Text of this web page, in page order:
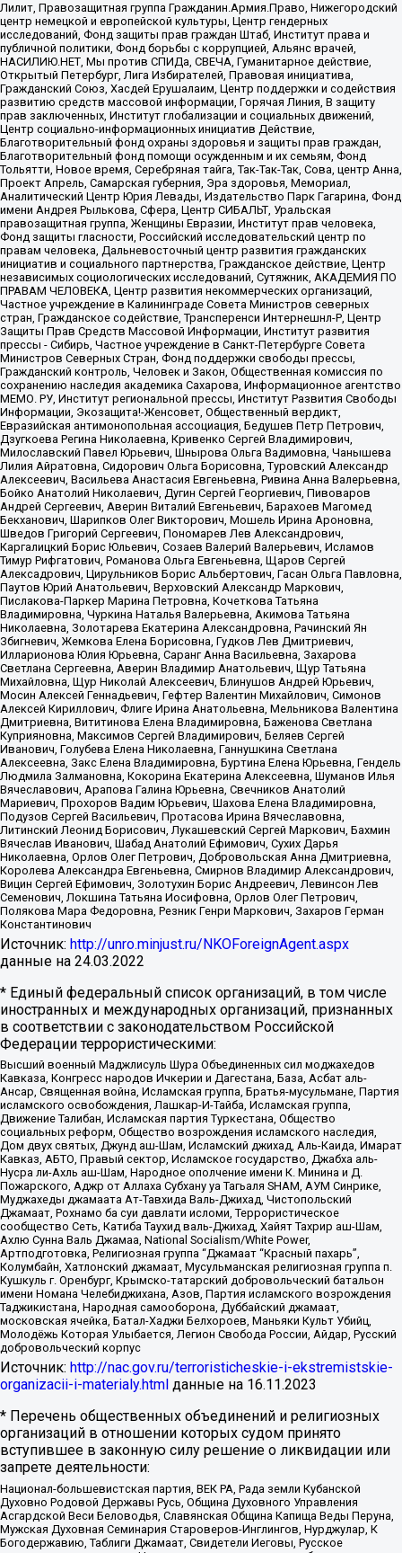
Лилит, Правозащитная группа Гражданин.Армия.Право, Нижегородский
центр немецкой и европейской культуры, Центр гендерных
исследований, Фонд защиты прав граждан Штаб, Институт права и
публичной политики, Фонд борьбы с коррупцией, Альянс врачей,
НАСИЛИЮ.НЕТ, Мы против СПИДа, СВЕЧА, Гуманитарное действие,
Открытый Петербург, Лига Избирателей, Правовая инициатива,
Гражданский Союз, Хасдей Ерушалаим, Центр поддержки и содействия
развитию средств массовой информации, Горячая Линия, В защиту
прав заключенных, Институт глобализации и социальных движений,
Центр социально-информационных инициатив Действие,
Благотворительный фонд охраны здоровья и защиты прав граждан,
Благотворительный фонд помощи осужденным и их семьям, Фонд
Тольятти, Новое время, Серебряная тайга, Так-Так-Так, Сова, центр Анна,
Проект Апрель, Самарская губерния, Эра здоровья, Мемориал,
Аналитический Центр Юрия Левады, Издательство Парк Гагарина, Фонд
имени Андрея Рылькова, Сфера, Центр СИБАЛЬТ, Уральская
правозащитная группа, Женщины Евразии, Институт прав человека,
Фонд защиты гласности, Российский исследовательский центр по
правам человека, Дальневосточный центр развития гражданских
инициатив и социального партнерства, Гражданское действие, Центр
независимых социологических исследований, Сутяжник, АКАДЕМИЯ ПО
ПРАВАМ ЧЕЛОВЕКА, Центр развития некоммерческих организаций,
Частное учреждение в Калининграде Совета Министров северных
стран, Гражданское содействие, Трансперенси Интернешнл-Р, Центр
Защиты Прав Средств Массовой Информации, Институт развития
прессы - Сибирь, Частное учреждение в Санкт-Петербурге Совета
Министров Северных Стран, Фонд поддержки свободы прессы,
Гражданский контроль, Человек и Закон, Общественная комиссия по
сохранению наследия академика Сахарова, Информационное агентство
МЕМО. РУ, Институт региональной прессы, Институт Развития Свободы
Информации, Экозащита!-Женсовет, Общественный вердикт,
Евразийская антимонопольная ассоциация, Бедушев Петр Петрович,
Дзугкоева Регина Николаевна, Кривенко Сергей Владимирович,
Милославский Павел Юрьевич, Шнырова Ольга Вадимовна, Чанышева
Лилия Айратовна, Сидорович Ольга Борисовна, Туровский Александр
Алексеевич, Васильева Анастасия Евгеньевна, Ривина Анна Валерьевна,
Бойко Анатолий Николаевич, Дугин Сергей Георгиевич, Пивоваров
Андрей Сергеевич, Аверин Виталий Евгеньевич, Барахоев Магомед
Бекханович, Шарипков Олег Викторович, Мошель Ирина Ароновна,
Шведов Григорий Сергеевич, Пономарев Лев Александрович,
Каргалицкий Борис Юльевич, Созаев Валерий Валерьевич, Исламов
Тимур Рифгатович, Романова Ольга Евгеньевна, Щаров Сергей
Алексадрович, Цирульников Борис Альбертович, Гасан Ольга Павловна,
Паутов Юрий Анатольевич, Верховский Александр Маркович,
Пислакова-Паркер Марина Петровна, Кочеткова Татьяна
Владимировна, Чуркина Наталья Валерьевна, Акимова Татьяна
Николаевна, Золотарева Екатерина Александровна, Рачинский Ян
Збигневич, Жемкова Елена Борисовна, Гудков Лев Дмитриевич,
Илларионова Юлия Юрьевна, Саранг Анна Васильевна, Захарова
Светлана Сергеевна, Аверин Владимир Анатольевич, Щур Татьяна
Михайловна, Щур Николай Алексеевич, Блинушов Андрей Юрьевич,
Мосин Алексей Геннадьевич, Гефтер Валентин Михайлович, Симонов
Алексей Кириллович, Флиге Ирина Анатольевна, Мельникова Валентина
Дмитриевна, Вититинова Елена Владимировна, Баженова Светлана
Куприяновна, Максимов Сергей Владимирович, Беляев Сергей
Иванович, Голубева Елена Николаевна, Ганнушкина Светлана
Алексеевна, Закс Елена Владимировна, Буртина Елена Юрьевна, Гендель
Людмила Залмановна, Кокорина Екатерина Алексеевна, Шуманов Илья
Вячеславович, Арапова Галина Юрьевна, Свечников Анатолий
Мариевич, Прохоров Вадим Юрьевич, Шахова Елена Владимировна,
Подузов Сергей Васильевич, Протасова Ирина Вячеславовна,
Литинский Леонид Борисович, Лукашевский Сергей Маркович, Бахмин
Вячеслав Иванович, Шабад Анатолий Ефимович, Сухих Дарья
Николаевна, Орлов Олег Петрович, Добровольская Анна Дмитриевна,
Королева Александра Евгеньевна, Смирнов Владимир Александрович,
Вицин Сергей Ефимович, Золотухин Борис Андреевич, Левинсон Лев
Семенович, Локшина Татьяна Иосифовна, Орлов Олег Петрович,
Полякова Мара Федоровна, Резник Генри Маркович, Захаров Герман
Константинович
Источник: http://unro.minjust.ru/NKOForeignAgent.aspx
данные на 24.03.2022
* Единый федеральный список организаций, в том числе
иностранных и международных организаций, признанных
в соответствии с законодательством Российской
Федерации террористическими:
Высший военный Маджлисуль Шура Объединенных сил моджахедов
Кавказа, Конгресс народов Ичкерии и Дагестана, База, Асбат аль-
Ансар, Священная война, Исламская группа, Братья-мусульмане, Партия
исламского освобождения, Лашкар-И-Тайба, Исламская группа,
Движение Талибан, Исламская партия Туркестана, Общество
социальных реформ, Общество возрождения исламского наследия,
Дом двух святых, Джунд аш-Шам, Исламский джихад, Аль-Каида, Имарат
Кавказ, АБТО, Правый сектор, Исламское государство, Джабха аль-
Нусра ли-Ахль аш-Шам, Народное ополчение имени К. Минина и Д.
Пожарского, Аджр от Аллаха Субхану уа Тагьаля SHAM, АУМ Синрике,
Муджахеды джамаата Ат-Тавхида Валь-Джихад, Чистопольский
Джамаат, Рохнамо ба суи давлати исломи, Террористическое
сообщество Сеть, Катиба Таухид валь-Джихад, Хайят Тахрир аш-Шам,
Ахлю Сунна Валь Джамаа, National Socialism/White Power,
Артподготовка, Религиозная группа “Джамаат “Красный пахарь”,
Колумбайн, Хатлонский джамаат, Мусульманская религиозная группа п.
Кушкуль г. Оренбург, Крымско-татарский добровольческий батальон
имени Номана Челебиджихана, Азов, Партия исламского возрождения
Таджикистана, Народная самооборона, Дуббайский джамаат,
московская ячейка, Батал-Хаджи Белхороев, Маньяки Культ Убийц,
Молодёжь Которая Улыбается, Легион Свобода России, Айдар, Русский
добровольческий корпус
Источник: http://nac.gov.ru/terroristicheskie-i-ekstremistskie-
organizacii-i-materialy.html данные на 16.11.2023
* Перечень общественных объединений и религиозных
организаций в отношении которых судом принято
вступившее в законную силу решение о ликвидации или
запрете деятельности:
Национал-большевистская партия, ВЕК РА, Рада земли Кубанской
Духовно Родовой Державы Русь, Община Духовного Управления
Асгардской Веси Беловодья, Славянская Община Капища Веды Перуна,
Мужская Духовная Семинария Староверов-Инглингов, Нурджулар, К
Богодержавию, Таблиги Джамаат, Свидетели Иеговы, Русское